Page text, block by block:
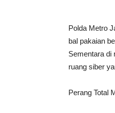
Polda Metro
bal pakaian
Sementara di
ruang siber
Perang Total